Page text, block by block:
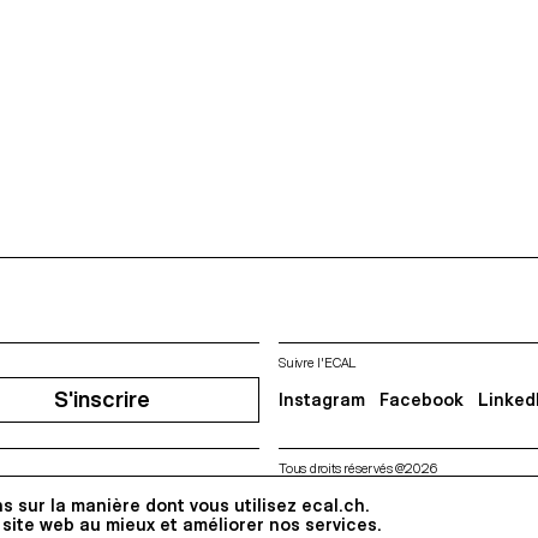
sur la manière dont vous utilisez ecal.ch.
web au mieux et améliorer nos services.
S'inscrire
Suivre l'ECAL
Instagram Facebook
Tous droits réservés @2026
Contact Impressum